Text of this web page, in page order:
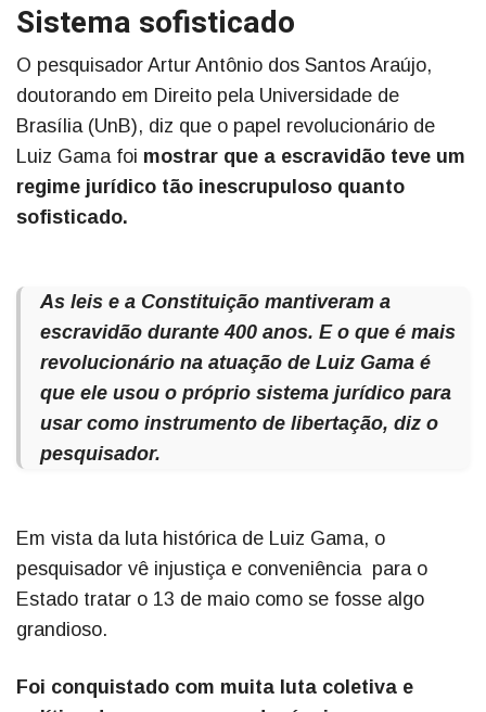
Sistema sofisticado
O pesquisador Artur Antônio dos Santos Araújo,
doutorando em Direito pela Universidade de
Brasília (UnB), diz que o papel revolucionário de
Luiz Gama foi mostrar que a escravidão teve um
regime jurídico tão inescrupuloso quanto
sofisticado.
As leis e a Constituição mantiveram a
escravidão durante 400 anos. E o que é mais
revolucionário na atuação de Luiz Gama é
que ele usou o próprio sistema jurídico para
usar como instrumento de libertação, diz o
pesquisador.
Em vista da luta histórica de Luiz Gama, o
pesquisador vê injustiça e conveniência para o
Estado tratar o 13 de maio como se fosse algo
grandioso.
Foi conquistado com muita luta coletiva e